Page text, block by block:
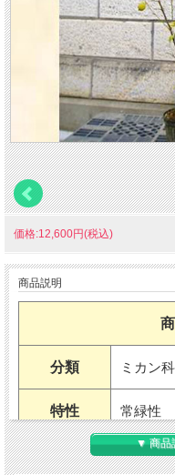
価格:12,600円(税込)
商品説明
分類 ミカン
特性 常緑性
用途 果樹・
▼ 商品